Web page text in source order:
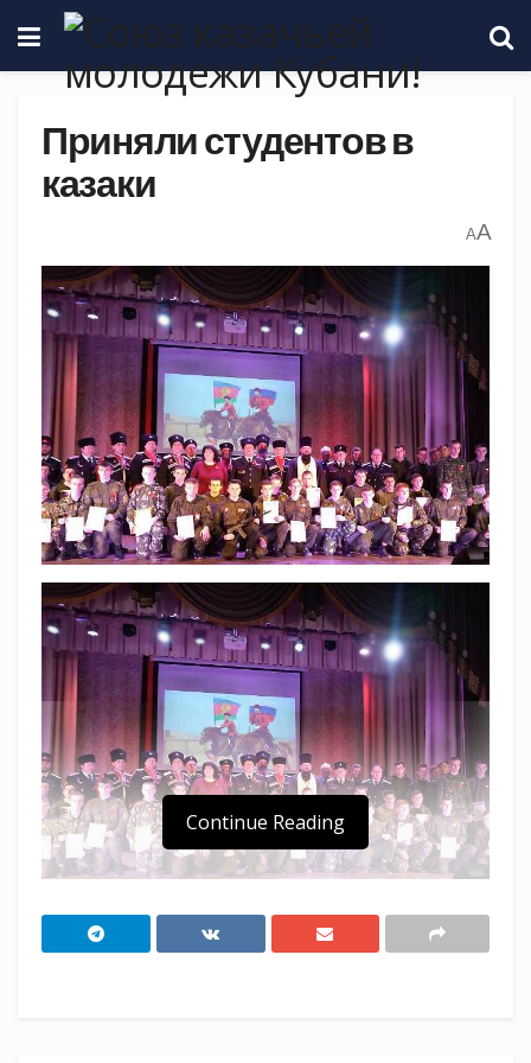
Приняли студентов в
казаки
AA
Посвящение студентов Тимашевского
Continue Reading